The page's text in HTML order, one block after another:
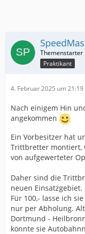
Praktikant
4. Februar 2025 um 21:19
Nach einigem Hin
angekommen
Ein Vorbesitzer hat
Trittbretter montiert,
von aufgewerteter
Daher sind die
neuen Einsatzgebiet.
Für 100,- lasse ich
nur per Abholung.
Dortmund -
könnte sie